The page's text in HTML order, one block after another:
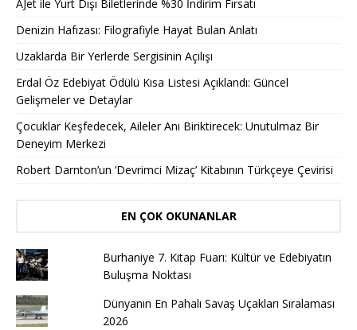
AJet ile Yurt Dışı Biletlerinde %30 İndirim Fırsatı
Denizin Hafızası: Filografiyle Hayat Bulan Anlatı
Uzaklarda Bir Yerlerde Sergisinin Açılışı
Erdal Öz Edebiyat Ödülü Kısa Listesi Açıklandı: Güncel
Gelişmeler ve Detaylar
Çocuklar Keşfedecek, Aileler Anı Biriktirecek: Unutulmaz Bir
Deneyim Merkezi
Robert Darnton’un ’Devrimci Mizaç’ Kitabının Türkçeye Çevirisi
EN ÇOK OKUNANLAR
Burhaniye 7. Kitap Fuarı: Kültür ve Edebiyatın
Buluşma Noktası
Dünyanın En Pahalı Savaş Uçakları Sıralaması
2026